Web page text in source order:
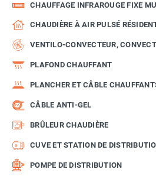
CHAUFFAGE INFRAROUGE FIXE
CHAUDIÈRE À AIR PULSÉ
VENTILO-CONVECTEUR,
PLAFOND CHAUFFANT
PLANCHER ET CÂBLE
CÂBLE ANTI-GEL
BRÛLEUR CHAUDIÈRE
CUVE ET STATION DE
POMPE DE DISTRIBUTION